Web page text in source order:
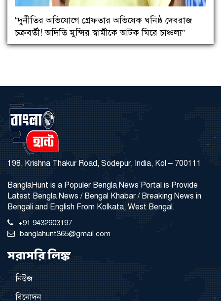
“দুর্নীতির অভিযোগে গ্রেফতার অভিষেক ঘনিষ্ঠ দেবরাজ
চক্রবর্তী! অদিতি মুন্সির স্বামীকে আটক ঘিরে চাঞ্চল্য”
198, Krishna Thakur Road, Sodepur, India, Kol – 700111
BanglaHunt is a Populer Bengla News Portal is Provide
Latest Bengla News / Bengal Khabar / Breaking News in
Bengali and English From Kolkata, West Bengal.
+91 9432903197
banglahunt365@gmail.com
সরাসরি লিঙ্ক
নিউজ
বিনোদন